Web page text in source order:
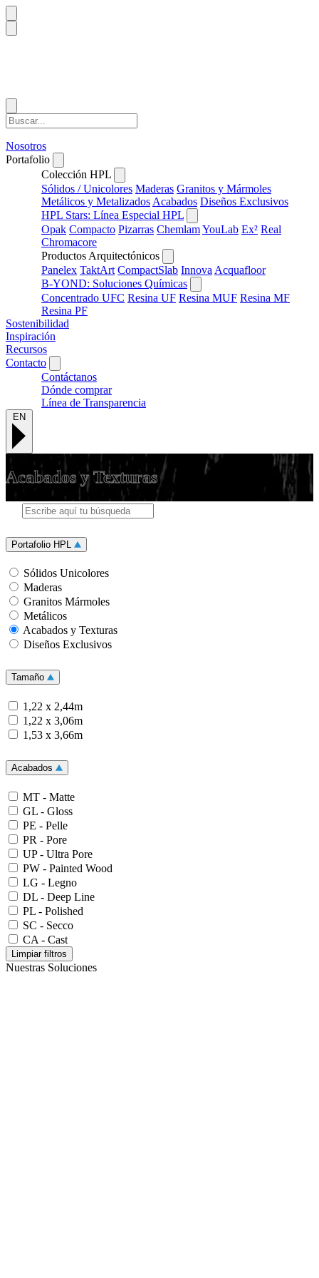
Nosotros
Portafolio
Colección HPL
Sólidos / Unicolores Maderas Granitos y Mármoles
Metálicos y Metalizados Acabados Diseños Exclusivos
HPL Stars: Línea Especial HPL
Opak Compacto Pizarras ChemlamYouLab Ex² Real
Chromacore
Productos Arquitectónicos
Panelex TaktArt CompactSlab Innova Acquafloor
B-YOND: Soluciones Químicas
Concentrado UFC Resina UF Resina MUF Resina MF
Resina PF
Sostenibilidad
Inspiración
Recursos
Contacto
Contáctanos
Dónde comprar
Línea de Transparencia
EN
Acabados y Texturas
Portafolio HPL
Sólidos Unicolores
Maderas
Granitos Mármoles
Metálicos
Acabados y Texturas
Diseños Exclusivos
Tamaño
1,22 x 2,44m
1,22 x 3,06m
1,53 x 3,66m
Acabados
MT - Matte
GL - Gloss
PE - Pelle
PR - Pore
UP - Ultra Pore
PW - Painted Wood
LG - Legno
DL - Deep Line
PL - Polished
SC - Secco
CA - Cast
Limpiar filtros
Nuestras Soluciones